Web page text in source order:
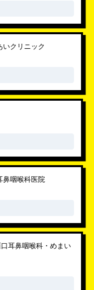
いクリニック
鼻咽喉科医院
耳鼻咽喉科・めまい